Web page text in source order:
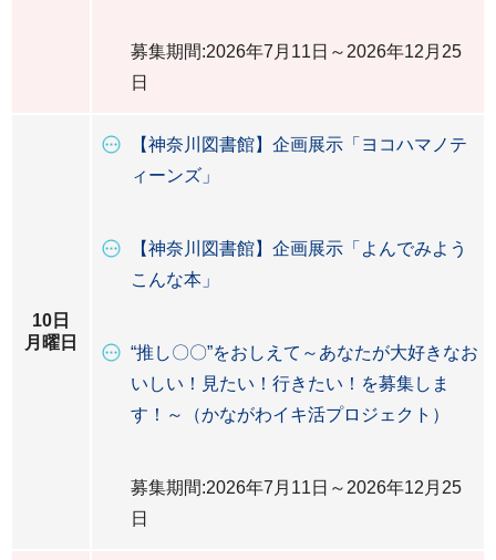
募集期間:2026年7月11日～2026年12月25
日
10日
月曜日
【神奈川図書館】企画展示「ヨコハマノテ
ィーンズ」
【神奈川図書館】企画展示「よんでみよう
こんな本」
“推し〇〇”をおしえて～あなたが大好きなお
いしい！見たい！行きたい！を募集しま
す！～（かながわイキ活プロジェクト）
募集期間:2026年7月11日～2026年12月25
日